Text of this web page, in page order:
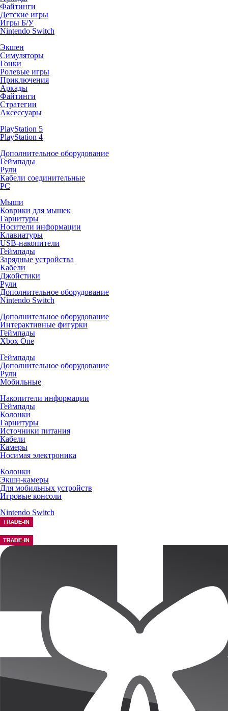
Файтинги
Детские игры
Игры Б/У
Nintendo Switch
Экшен
Симуляторы
Гонки
Ролевые игры
Приключения
Аркады
Файтинги
Стратегии
Аксессуары
PlayStation 5
PlayStation 4
Дополнительное оборудование
Геймпады
Рули
Кабели соединительные
PC
Мыши
Коврики для мышек
Гарнитуры
Носители информации
Клавиатуры
USB-накопители
Геймпады
Зарядные устройства
Кабели
Джойстики
Рули
Дополнительное оборудование
Nintendo Switch
Дополнительное оборудование
Интерактивные фигурки
Геймпады
Xbox One
Геймпады
Дополнительное оборудование
Рули
Мобильные
Накопители информации
Геймпады
Колонки
Гарнитуры
Источники питания
Кабели
Камеры
Носимая электроника
Колонки
Экшн-камеры
Для мобильных устройств
Игровые консоли
Nintendo Switch